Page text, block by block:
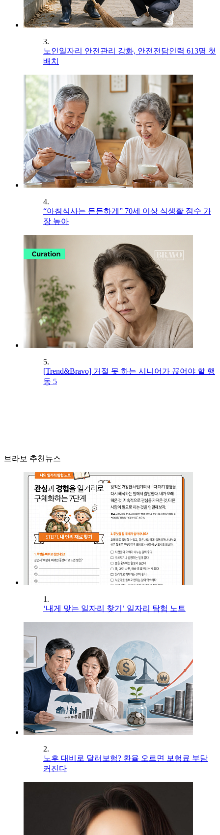
3.
노인일자리 안전관리 강화, 안전전담인력 613명 첫
배치
4.
“아침식사는 든든하게” 70세 이상 식생활 점수 가
장 높아
5.
[Trend&Bravo] 거절 못 하는 시니어가 끊어야 할 행
동 5
브라보 추천뉴스
1.
‘내게 맞는 일자리 찾기’ 일자리 탐험 노트
2.
노후 대비로 달러보험? 환율 오르면 보험료 부담
커진다